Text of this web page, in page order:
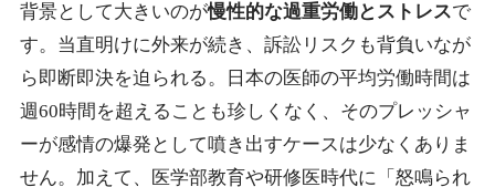
背景として大きいのが慢性的な過重労働とストレスで
す。当直明けに外来が続き、訴訟リスクも背負いなが
ら即断即決を迫られる。日本の医師の平均労働時間は
週60時間を超えることも珍しくなく、そのプレッシャ
ーが感情の爆発として噴き出すケースは少なくありま
せん。加えて、医学部教育や研修医時代に「怒鳴られ